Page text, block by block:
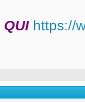
QUI https://